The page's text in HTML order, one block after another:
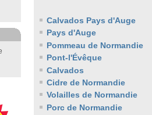
Calvados Pays d'Auge
Pays d'Auge
Pommeau de Normandie
Pont-l'Évêque
Calvados
Cidre de Normandie
Volailles de Normandie
Porc de Normandie